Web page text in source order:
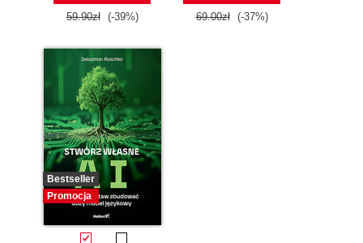
59.90zł (-39%) 69.00zł (-37%)
Bestseller
Promocja